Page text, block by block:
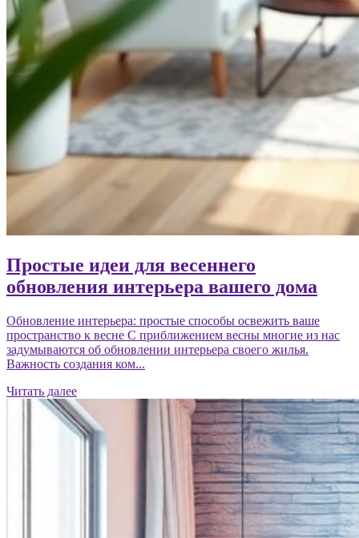
Простые идеи для весеннего
обновления интерьера вашего дома
Обновление интерьера: простые способы освежить ваше
пространство к весне С приближением весны многие из нас
задумываются об обновлении интерьера своего жилья.
Важность создания ком...
Читать далее